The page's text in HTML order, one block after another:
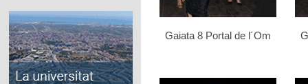
Gaiata 8 Portal de l´Om